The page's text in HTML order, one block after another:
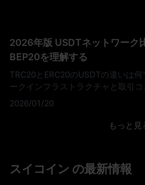
2026年版 USDTネットワーク
BEP20を理解する
TRC20とERC20のUSDTの違いは
ークインフラストラクチャと取引
USDTはTronネットワーク上で動作
ル未満)に最適です。ERC20 USDT
ン上で動作し、分散型金融アプリ
2026/01/20
もっと見
スイコイン の最新情報